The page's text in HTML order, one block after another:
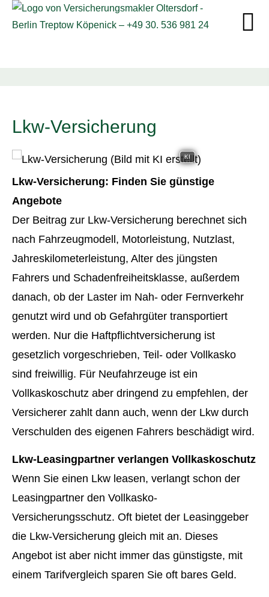
Lkw-Versicherung
KI
Lkw-Versicherung: Finden Sie günstige
Angebote
Der Beitrag zur Lkw-Versicherung berechnet sich
nach Fahrzeugmodell, Motorleistung, Nutzlast,
Jahreskilometerleistung, Alter des jüngsten
Fahrers und Schadenfreiheitsklasse, außerdem
danach, ob der Laster im Nah- oder Fernverkehr
genutzt wird und ob Gefahrgüter transportiert
werden. Nur die Haft­pflichtversicherung ist
gesetzlich vorgeschrieben, Teil- oder Vollkasko
sind freiwillig. Für Neufahrzeuge ist ein
Vollkaskoschutz aber dringend zu empfehlen, der
Versicherer zahlt dann auch, wenn der Lkw durch
Verschulden des eigenen Fahrers beschädigt wird.
Lkw-Leasingpartner verlangen Vollkaskoschutz
Wenn Sie einen Lkw leasen, verlangt schon der
Leasingpartner den Vollkasko-
Versicherungsschutz. Oft bietet der Leasinggeber
die Lkw-Versicherung gleich mit an. Dieses
Angebot ist aber nicht immer das günstigste, mit
einem Tarifvergleich sparen Sie oft bares Geld.